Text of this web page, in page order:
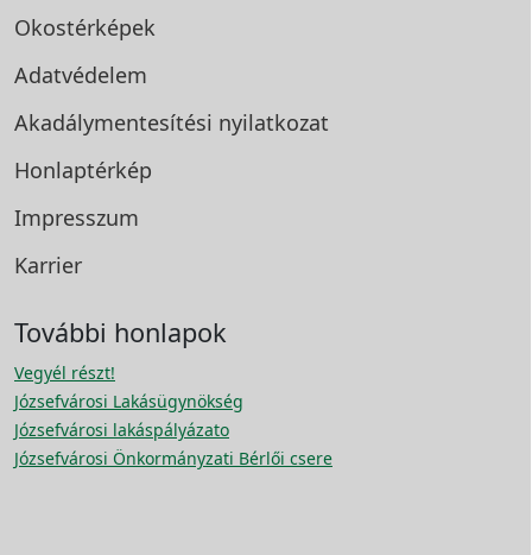
Okostérképek
Adatvédelem
Akadálymentesítési nyilatkozat
Honlaptérkép
Impresszum
Karrier
További honlapok
Vegyél részt!
Józsefvárosi Lakásügynökség
Józsefvárosi lakáspályázato
Józsefvárosi Önkormányzati Bérlői csere